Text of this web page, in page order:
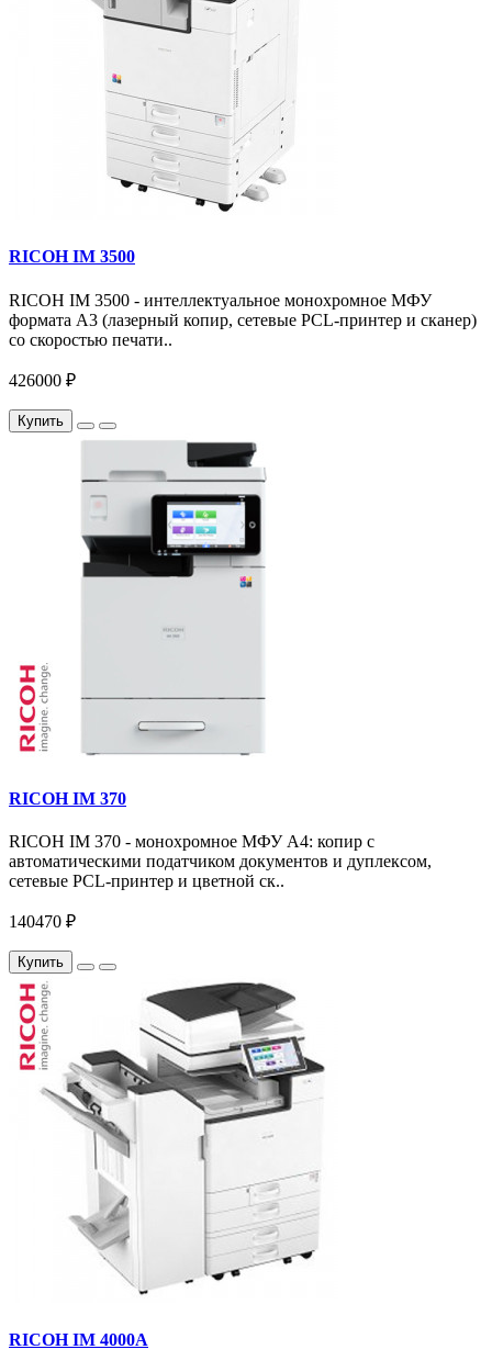
RICOH IM 3500
RICOH IM 3500 - интеллектуальное монохромное МФУ
формата А3 (лазерный копир, сетевые PCL-принтер и сканер)
со скоростью печати..
426000 ₽
Купить
RICOH IM 370
RICOH IM 370 - монохромное МФУ A4: копир с
автоматическими податчиком документов и дуплексом,
сетевые PCL-принтер и цветной ск..
140470 ₽
Купить
RICOH IM 4000A